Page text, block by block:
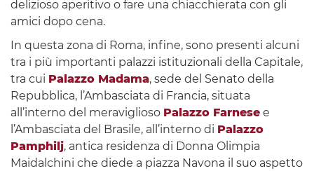
delizioso aperitivo o fare una chiacchierata con gli
amici dopo cena.
In questa zona di Roma, infine, sono presenti alcuni
tra i più importanti palazzi istituzionali della Capitale,
tra cui Palazzo Madama, sede del Senato della
Repubblica, l’Ambasciata di Francia, situata
all’interno del meraviglioso Palazzo Farnese e
l’Ambasciata del Brasile, all’interno di Palazzo
Pamphilj, antica residenza di Donna Olimpia
Maidalchini che diede a piazza Navona il suo aspetto